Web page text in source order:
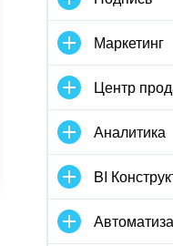
Маркетинг
Центр
Аналитика
BI